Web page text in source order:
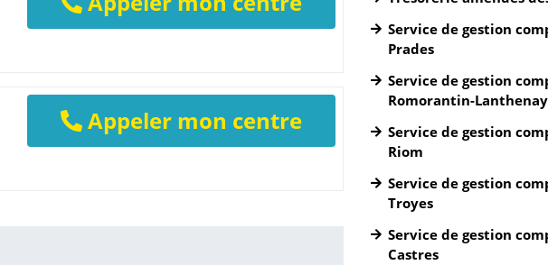
Appeler mon centre
Service de gestion
Prades
Service de gestion
Romorantin-Lanthenay
Service de gestion
Riom
Service de gestion
Troyes
Service de gestion
Castres